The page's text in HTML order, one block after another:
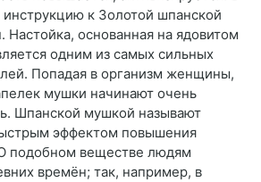
инструкцию к Золотой шпанской
основанная на ядовитом
одним из самых сильных
Попадая в организм женщины,
мушки начинают очень
Шпанской мушкой называют
эффектом повышения
подобном веществе людям
времён; так, например, в